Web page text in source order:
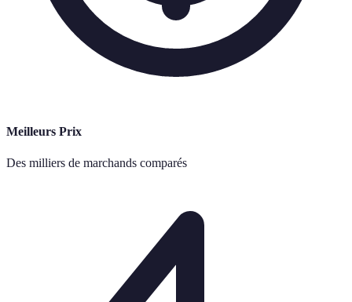
Meilleurs Prix
Des milliers de marchands comparés